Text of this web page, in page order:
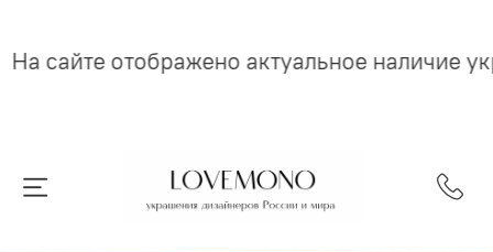
На сайте отображено актуальное наличие